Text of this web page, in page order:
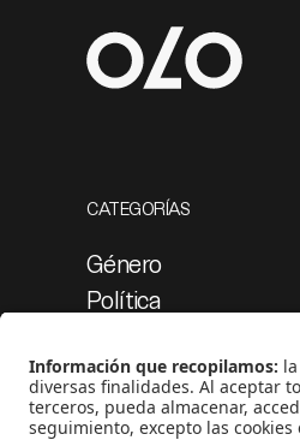
CATEGORÍAS
Género
Política
Medio ambiente
Medios y periodismo